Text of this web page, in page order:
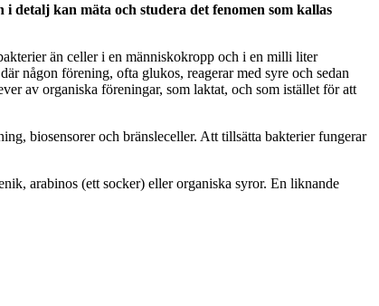
kan mäta och studera det fenomen som kallas
än celler i en människokropp och i en milli liter
någon förening, ofta glukos, reagerar med syre och sedan
av organiska föreningar, som laktat, och som istället för att
biosensorer och bränsleceller. Att tillsätta bakterier fungerar
arabinos (ett socker) eller organiska syror. En liknande